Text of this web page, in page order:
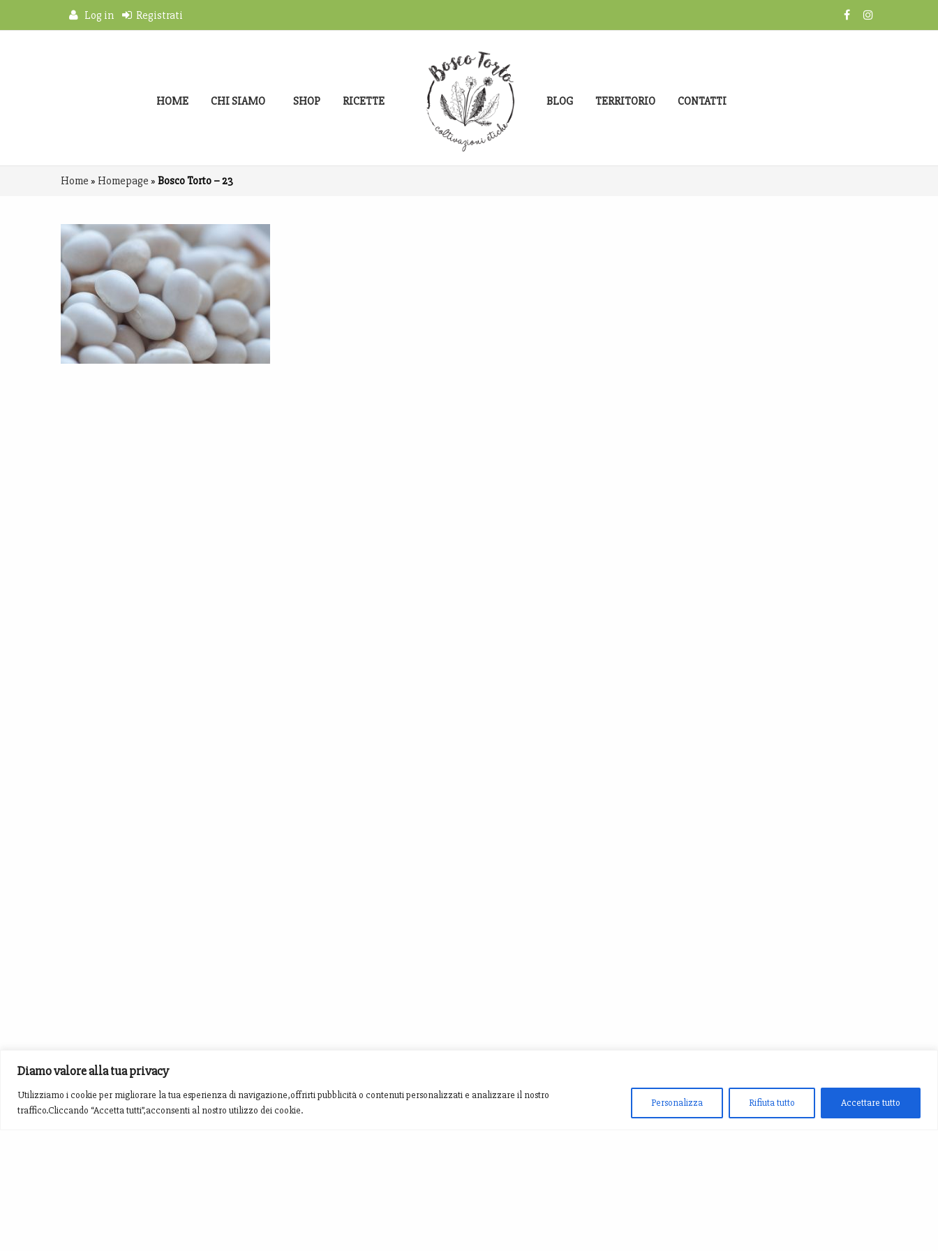
Diamo valore alla tua privacy
Utilizziamo i cookie per migliorare la tua esperienza di navigazione,offrirti pubblicità o contenuti personalizzati e analizzare il nostro
traffico.Cliccando “Accetta tutti”,acconsenti al nostro utilizzo dei cookie.
Personalizza Rifiuta tutto Accettare tutto
Log in Registrati
HOME CHI SIAMO SHOP RICETTE BLOG TERRITORIO CONTATTI
Home » Homepage » Bosco Torto – 23